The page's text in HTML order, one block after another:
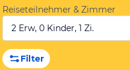
Reiseteilnehmer & Zimmer
2 Erw, 0 Kinder, 1 Zi.
Filter